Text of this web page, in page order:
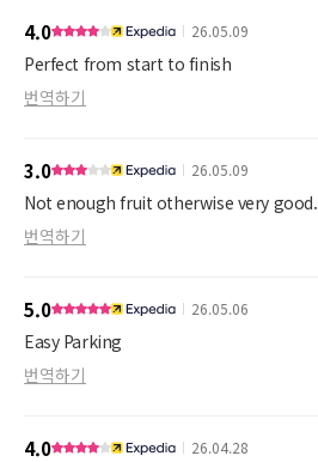
4.0 26.05.09
Perfect from start to finish
번역하기
3.0 26.05.09
Not enough fruit otherwise very good.
번역하기
5.0 26.05.06
Easy Parking
번역하기
4.0 26.04.28